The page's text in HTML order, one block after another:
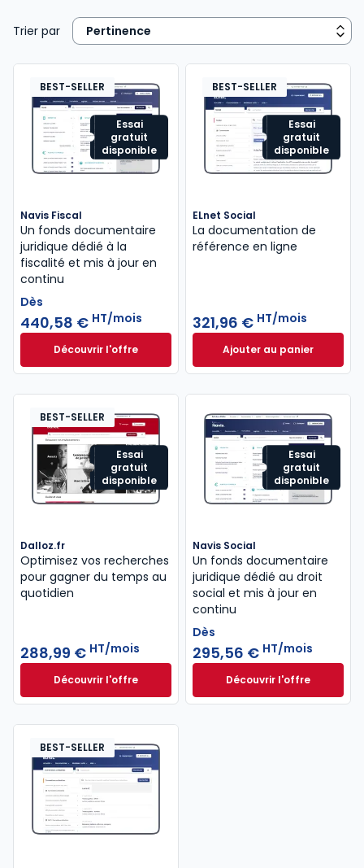
Trier par
Essai
gratuit
disponible
BEST-SELLER
Navis Fiscal
Un fonds documentaire
juridique dédié à la
fiscalité et mis à jour en
continu
Dès
440,58 € HT/mois
Découvrir l'offreNavis Fiscal à partir de
Dès
Essai
gratuit
disponible
BEST-SELLER
ELnet Social
La documentation de
référence en ligne
321,96 € HT/mois
Ajouter au panier
ELnet Social à
Essai
gratuit
disponible
BEST-SELLER
Dalloz.fr
Optimisez vos recherches
pour gagner du temps au
quotidien
288,99 € HT/mois
Découvrir l'offreDalloz.fr à partir de 288,99 €HT/mois
Essai
gratuit
disponible
Navis Social
Un fonds documentaire
juridique dédié au droit
social et mis à jour en
continu
Dès
295,56 € HT/mois
Découvrir l'offre
Navis Social à
Dès
BEST-SELLER